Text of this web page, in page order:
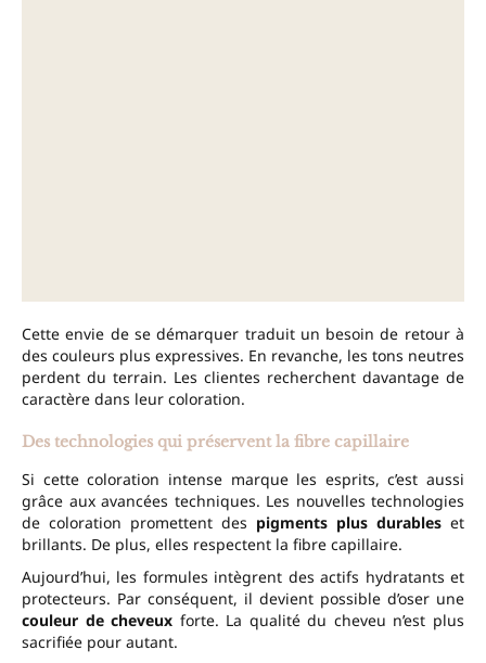
Cette envie de se démarquer traduit un besoin de retour à
des couleurs plus expressives. En revanche, les tons neutres
perdent du terrain. Les clientes recherchent davantage de
caractère dans leur coloration.
Des technologies qui préservent la fibre capillaire
Si cette coloration intense marque les esprits, c’est aussi
grâce aux avancées techniques. Les nouvelles technologies
de coloration promettent des pigments plus durables et
brillants. De plus, elles respectent la fibre capillaire.
Aujourd’hui, les formules intègrent des actifs hydratants et
protecteurs. Par conséquent, il devient possible d’oser une
couleur de cheveux forte. La qualité du cheveu n’est plus
sacrifiée pour autant.